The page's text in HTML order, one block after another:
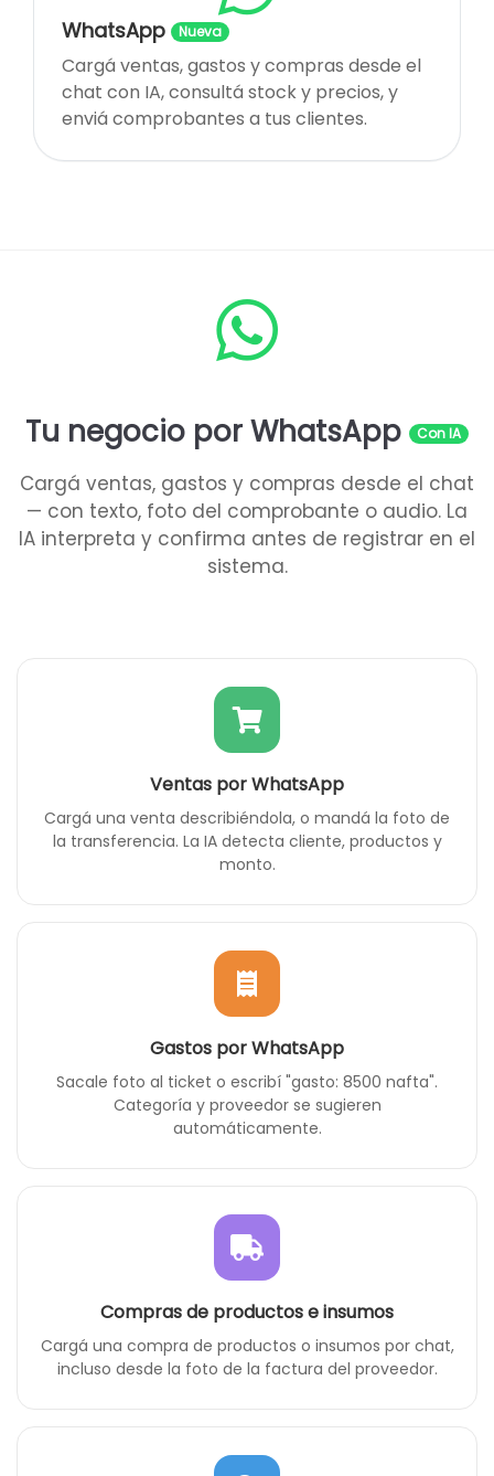
WhatsApp Nueva
Cargá ventas, gastos y compras desde el
chat con IA, consultá stock y precios, y
enviá comprobantes a tus clientes.
Tu negocio por WhatsApp Con IA
Cargá ventas, gastos y compras desde el chat
— con texto, foto del comprobante o audio. La
IA interpreta y confirma antes de registrar en el
sistema.
Ventas por WhatsApp
Cargá una venta describiéndola, o mandá la foto de
la transferencia. La IA detecta cliente, productos y
monto.
Gastos por WhatsApp
Sacale foto al ticket o escribí "gasto: 8500 nafta".
Categoría y proveedor se sugieren
automáticamente.
Compras de productos e insumos
Cargá una compra de productos o insumos por chat,
incluso desde la foto de la factura del proveedor.